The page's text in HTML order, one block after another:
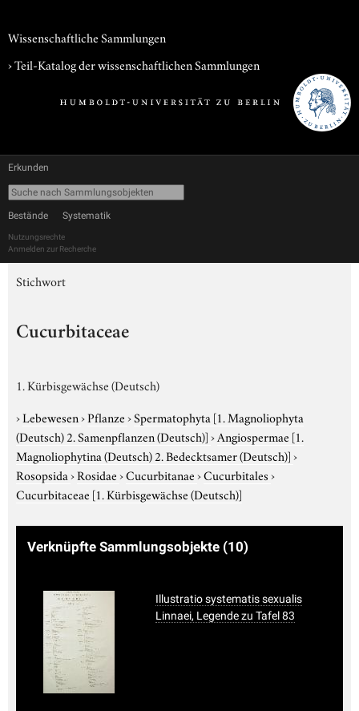
Wissenschaftliche Sammlungen
› Teil-Katalog der wissenschaftlichen Sammlungen
Erkunden
Bestände Systematik
Nutzungsrechte
Anmelden zur Recherche
Stichwort
Cucurbitaceae
1. Kürbisgewächse (Deutsch)
›Lebewesen›Pflanze›Spermatophyta [1. Magnoliophyta
(Deutsch) 2. Samenpflanzen (Deutsch)]›Angiospermae [1.
Magnoliophytina (Deutsch) 2. Bedecktsamer (Deutsch)]›
Rosopsida›Rosidae›Cucurbitanae›Cucurbitales›
Cucurbitaceae [1. Kürbisgewächse (Deutsch)]
Verknüpfte Sammlungsobjekte (10)
Illustratio systematis sexualis
Linnaei, Legende zu Tafel 83